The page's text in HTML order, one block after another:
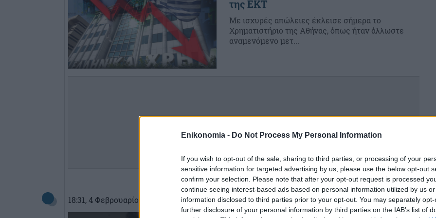
Enikonomia - Do Not Process My Personal Information
If you wish to opt-out of the sale, sharing to third parties, or processing of your
sensitive information for targeted advertising by us, please use the below opt-out
confirm your selection. Please note that after your opt-out request is processed
continue seeing interest-based ads based on personal information utilized by us
information disclosed to third parties prior to your opt-out. You may separately
further disclosure of your personal information by third parties on the IAB’s list of
της ΕΚΤ
Με ισχυρές απώλειες έκλεισε σήμερα το
Χρηματιστήριο της Αθήνας, όπως ήταν άλλωστε
αναμενόμενο μετ...
18:31, 4 Φεβρουαρίου 2015 Αγορές